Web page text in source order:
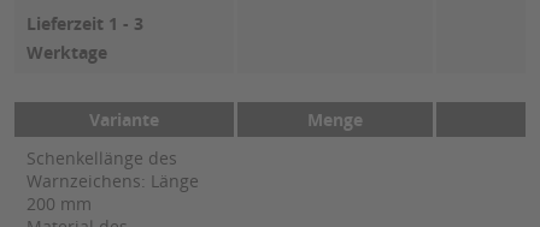
Lieferzeit 1 - 3
Werktage
Variante
Menge
Schenkellänge des
Warnzeichens: Länge
200 mm